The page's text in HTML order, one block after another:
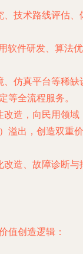
、技术路线评估、
软件研发、算法优
、仿真平台等稀缺
等全流程服务。
改造，向民用领域
溢出，创造双重价
改造、故障诊断与
值创造逻辑：